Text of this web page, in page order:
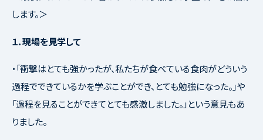
します。＞
１．現場を見学して
・「衝撃はとても強かったが、私たちが食べている食肉がどういう
過程でできているかを学ぶことができ、とても勉強になった。」や
「過程を見ることができてとても感激しました。」という意見もあ
りました。